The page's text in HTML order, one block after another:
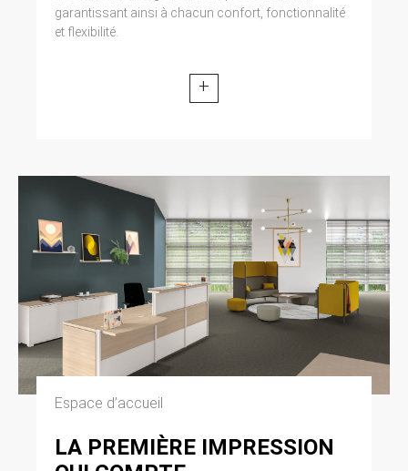
garantissant ainsi à chacun confort, fonctionnalité
et flexibilité.
+
Espace d’accueil
LA PREMIÈRE IMPRESSION